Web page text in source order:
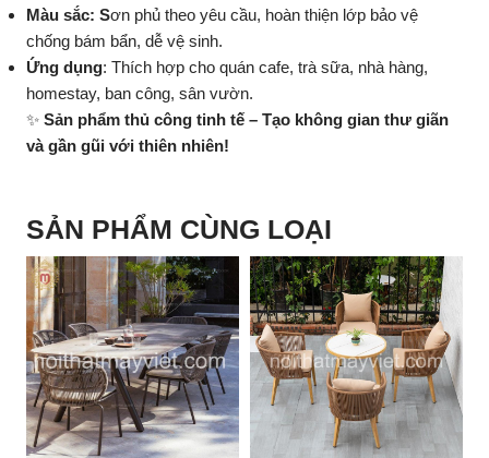
Màu sắc: Sơn phủ theo yêu cầu, hoàn thiện lớp bảo vệ
chống bám bẩn, dễ vệ sinh.
Ứng dụng: Thích hợp cho quán cafe, trà sữa, nhà hàng,
homestay, ban công, sân vườn.
✨ Sản phẩm thủ công tinh tế – Tạo không gian thư giãn
và gần gũi với thiên nhiên!
SẢN PHẨM CÙNG LOẠI